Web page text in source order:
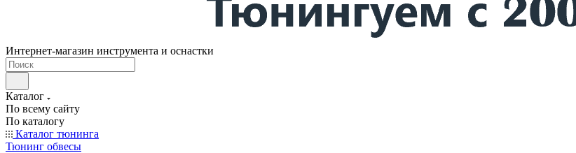
Интернет-магазин инструмента и оснастки
Каталог
По всему сайту
По каталогу
Каталог тюнинга
Тюнинг обвесы